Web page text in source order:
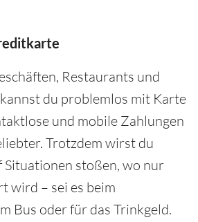
Restaurants und
du problemlos mit Karte
und mobile Zahlungen
Trotzdem wirst du
Situationen stoßen, wo nur
wird – sei es beim
Bus oder für das Trinkgeld.